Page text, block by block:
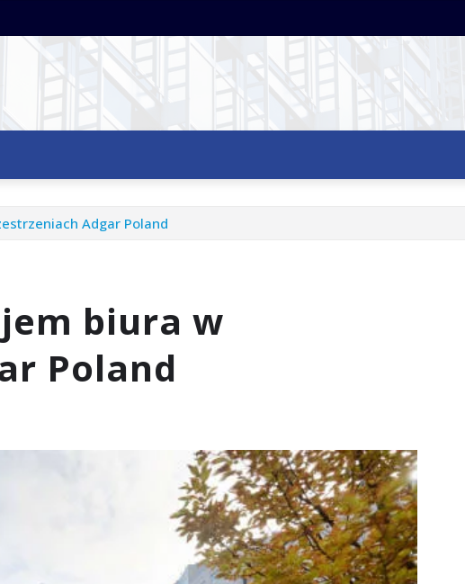
Adgar Poland
biura w
Poland